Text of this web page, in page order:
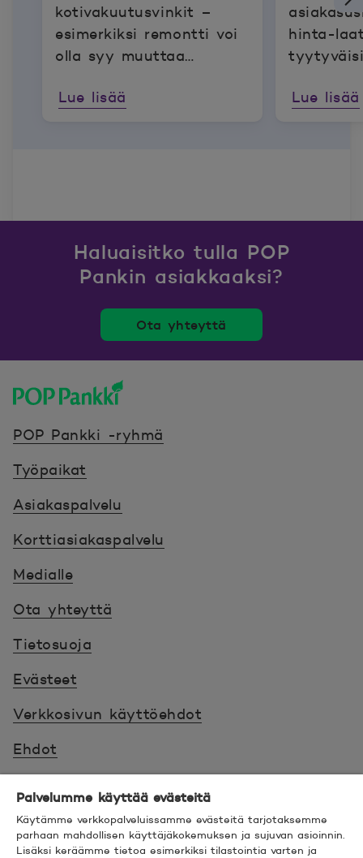
kotivakuutusvinkit –
esimerkiksi remontti voi
olla syy muuttaa
Lue lisää
hinta-
Lue lisää
Haluaisitko tulla POP
Pankin asiakkaaksi?
Ota yhteyttä
POP Pankki -ryhmä
Työpaikat
Asiakaspalvelu
Korttiasiakaspalvelu
Medialle
Ota yhteyttä
Tietosuoja
Evästeet
Verkkosivun käyttöehdot
Ehdot
Saavutettavuus
Hyödyllistä tietää
Palvelumme käyttää evästeitä
Käytämme verkkopalveluissamme evästeitä tarjotaksemme
parhaan mahdollisen käyttäjäkokemuksen ja sujuvan asioinnin.
Lisäksi keräämme tietoa esimerkiksi tilastointia varten ja